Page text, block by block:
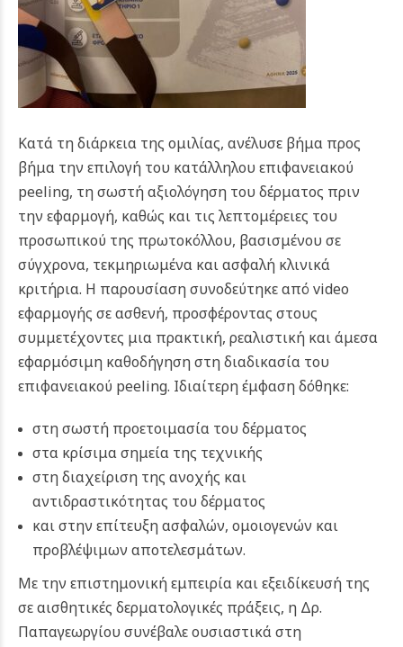
Κατά τη διάρκεια της ομιλίας, ανέλυσε βήμα προς
βήμα την επιλογή του κατάλληλου επιφανειακού
peeling, τη σωστή αξιολόγηση του δέρματος πριν
την εφαρμογή, καθώς και τις λεπτομέρειες του
προσωπικού της πρωτοκόλλου, βασισμένου σε
σύγχρονα, τεκμηριωμένα και ασφαλή κλινικά
κριτήρια. Η παρουσίαση συνοδεύτηκε από video
εφαρμογής σε ασθενή, προσφέροντας στους
συμμετέχοντες μια πρακτική, ρεαλιστική και άμεσα
εφαρμόσιμη καθοδήγηση στη διαδικασία του
επιφανειακού peeling. Ιδιαίτερη έμφαση δόθηκε:
στη σωστή προετοιμασία του δέρματος
στα κρίσιμα σημεία της τεχνικής
στη διαχείριση της ανοχής και
αντιδραστικότητας του δέρματος
και στην επίτευξη ασφαλών, ομοιογενών και
προβλέψιμων αποτελεσμάτων.
Με την επιστημονική εμπειρία και εξειδίκευσή της
σε αισθητικές δερματολογικές πράξεις, η Δρ.
Παπαγεωργίου συνέβαλε ουσιαστικά στη